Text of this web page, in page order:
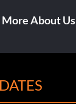
More About Us